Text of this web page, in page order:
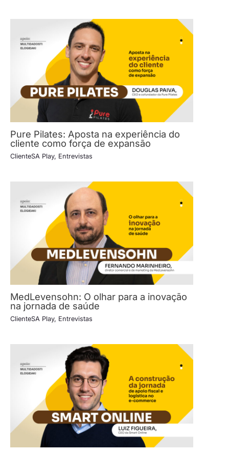
Pure Pilates: Aposta na experiência do
cliente como força de expansão
ClienteSA Play, Entrevistas
MedLevensohn: O olhar para a inovação
na jornada de saúde
ClienteSA Play, Entrevistas